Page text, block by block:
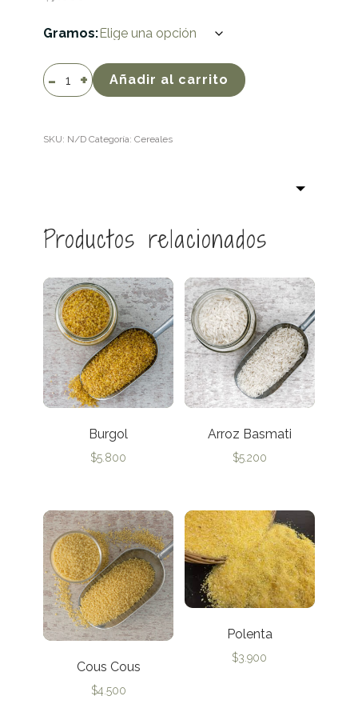
Gramos
Amaranto
cantidad
Añadir al carrito
SKU: N/D Categoría:Cereales
Productos relacionados
Burgol
$5.800
Arroz Basmati
$5.200
Cous Cous
$4.500
Polenta
$3.900